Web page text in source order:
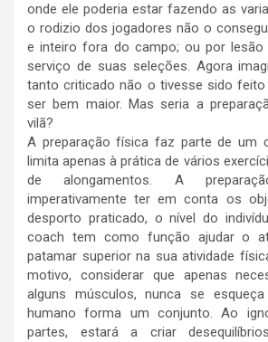
onde ele poderia estar fazendo as
o rodizio dos jogadores não o
e inteiro fora do campo; ou por
serviço de suas seleções. Agora
tanto criticado não o tivesse sido
ser bem maior. Mas seria a
vilã?
A preparação física faz parte de um
limita apenas à prática de vários
de alongamentos. A
imperativamente ter em conta os
desporto praticado, o nível do
coach tem como função ajudar o
patamar superior na sua atividade
motivo, considerar que apenas
alguns músculos, nunca se
humano forma um conjunto. Ao
partes, estará a criar